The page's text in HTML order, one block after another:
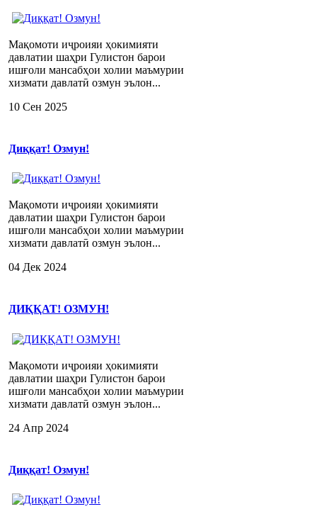
Мақомоти иҷроияи ҳокимияти
давлатии шаҳри Гулистон барои
ишғоли мансабҳои холии маъмурии
хизмати давлатӣ озмун эълон...
10 Сен 2025
Диққат! Озмун!
Мақомоти иҷроияи ҳокимияти
давлатии шаҳри Гулистон барои
ишғоли мансабҳои холии маъмурии
хизмати давлатӣ озмун эълон...
04 Дек 2024
ДИҚҚАТ! ОЗМУН!
Мақомоти иҷроияи ҳокимияти
давлатии шаҳри Гулистон барои
ишғоли мансабҳои холии маъмурии
хизмати давлатӣ озмун эълон...
24 Апр 2024
Диққат! Озмун!